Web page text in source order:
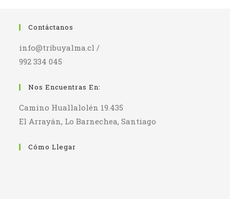
Contáctanos
info@tribuyalma.cl /
992 334 045
Nos Encuentras En:
Camino Huallalolén 19.435
El Arrayán, Lo Barnechea, Santiago
Cómo Llegar